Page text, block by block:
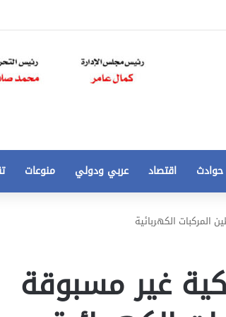
حوادث اقتصاد عربي ودولي منوعات
الكهربائية
غير مسبوقة
من
21 أغسطس، 2020
تخفيض سعر المتر من 250 الي 50 جنيها